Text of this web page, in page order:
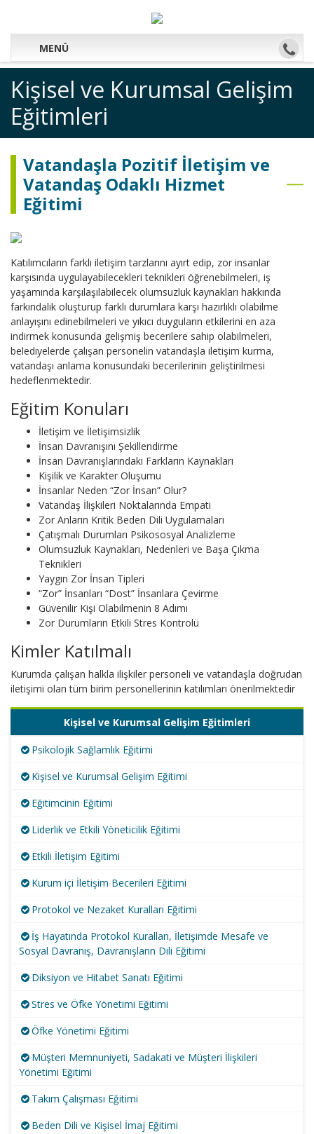
MENÜ
Kişisel ve Kurumsal Gelişim
Eğitimleri
Vatandaşla Pozitif İletişim ve
Vatandaş Odaklı Hizmet
Eğitimi
Katılımcıların farklı iletişim tarzlarını ayırt edip, zor insanlar
karşısında uygulayabilecekleri teknikleri öğrenebilmeleri, iş
yaşamında karşılaşılabilecek olumsuzluk kaynakları hakkında
farkındalık oluşturup farklı durumlara karşı hazırlıklı olabilme
anlayışını edinebilmeleri ve yıkıcı duyguların etkilerini en aza
indirmek konusunda gelişmiş becerilere sahip olabilmeleri,
belediyelerde çalışan personelin vatandaşla iletişim kurma,
vatandaşı anlama konusundaki becerilerinin geliştirilmesi
hedeflenmektedir.
Eğitim Konuları
İletişim ve İletişimsizlik
İnsan Davranışını Şekillendirme
İnsan Davranışlarındaki Farkların Kaynakları
Kişilik ve Karakter Oluşumu
İnsanlar Neden “Zor İnsan” Olur?
Vatandaş İlişkileri Noktalarında Empati
Zor Anların Kritik Beden Dili Uygulamaları
Çatışmalı Durumları Psikososyal Analizleme
Olumsuzluk Kaynakları, Nedenleri ve Başa Çıkma
Teknikleri
Yaygın Zor İnsan Tipleri
“Zor” İnsanları “Dost” İnsanlara Çevirme
Güvenilir Kişi Olabilmenin 8 Adımı
Zor Durumların Etkili Stres Kontrolü
Kimler Katılmalı
Kurumda çalışan halkla ilişkiler personeli ve vatandaşla doğrudan
iletişimi olan tüm birim personellerinin katılımları önerilmektedir
Kişisel ve Kurumsal Gelişim Eğitimleri
Psikolojik Sağlamlık Eğitimi
Kişisel ve Kurumsal Gelişim Eğitimi
Eğitimcinin Eğitimi
Liderlik ve Etkili Yöneticilik Eğitimi
Etkili İletişim Eğitimi
Kurum içi İletişim Becerileri Eğitimi
Protokol ve Nezaket Kuralları Eğitimi
İş Hayatında Protokol Kuralları, İletişimde Mesafe ve
Sosyal Davranış, Davranışların Dili Eğitimi
Diksiyon ve Hitabet Sanatı Eğitimi
Stres ve Öfke Yönetimi Eğitimi
Öfke Yönetimi Eğitimi
Müşteri Memnuniyeti, Sadakati ve Müşteri İlişkileri
Yönetimi Eğitimi
Takım Çalışması Eğitimi
Beden Dili ve Kişisel İmaj Eğitimi